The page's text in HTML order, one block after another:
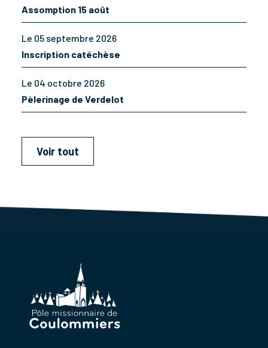
Assomption 15 août
Le 05 septembre 2026
Inscription catéchèse
Le 04 octobre 2026
Pèlerinage de Verdelot
Voir tout